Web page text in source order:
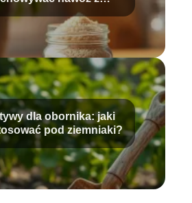
dla obornika: jaki
pod ziemniaki?